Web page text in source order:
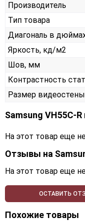
Производитель
Тип товара
Диагональ в
Яркость, кд/м2
Шов, мм
Контрастность
Размер видеостены
Samsung VH55C-
На этот товар еще
Отзывы на
На этот товар еще
ОСТАВИТЬ
Похожие товары